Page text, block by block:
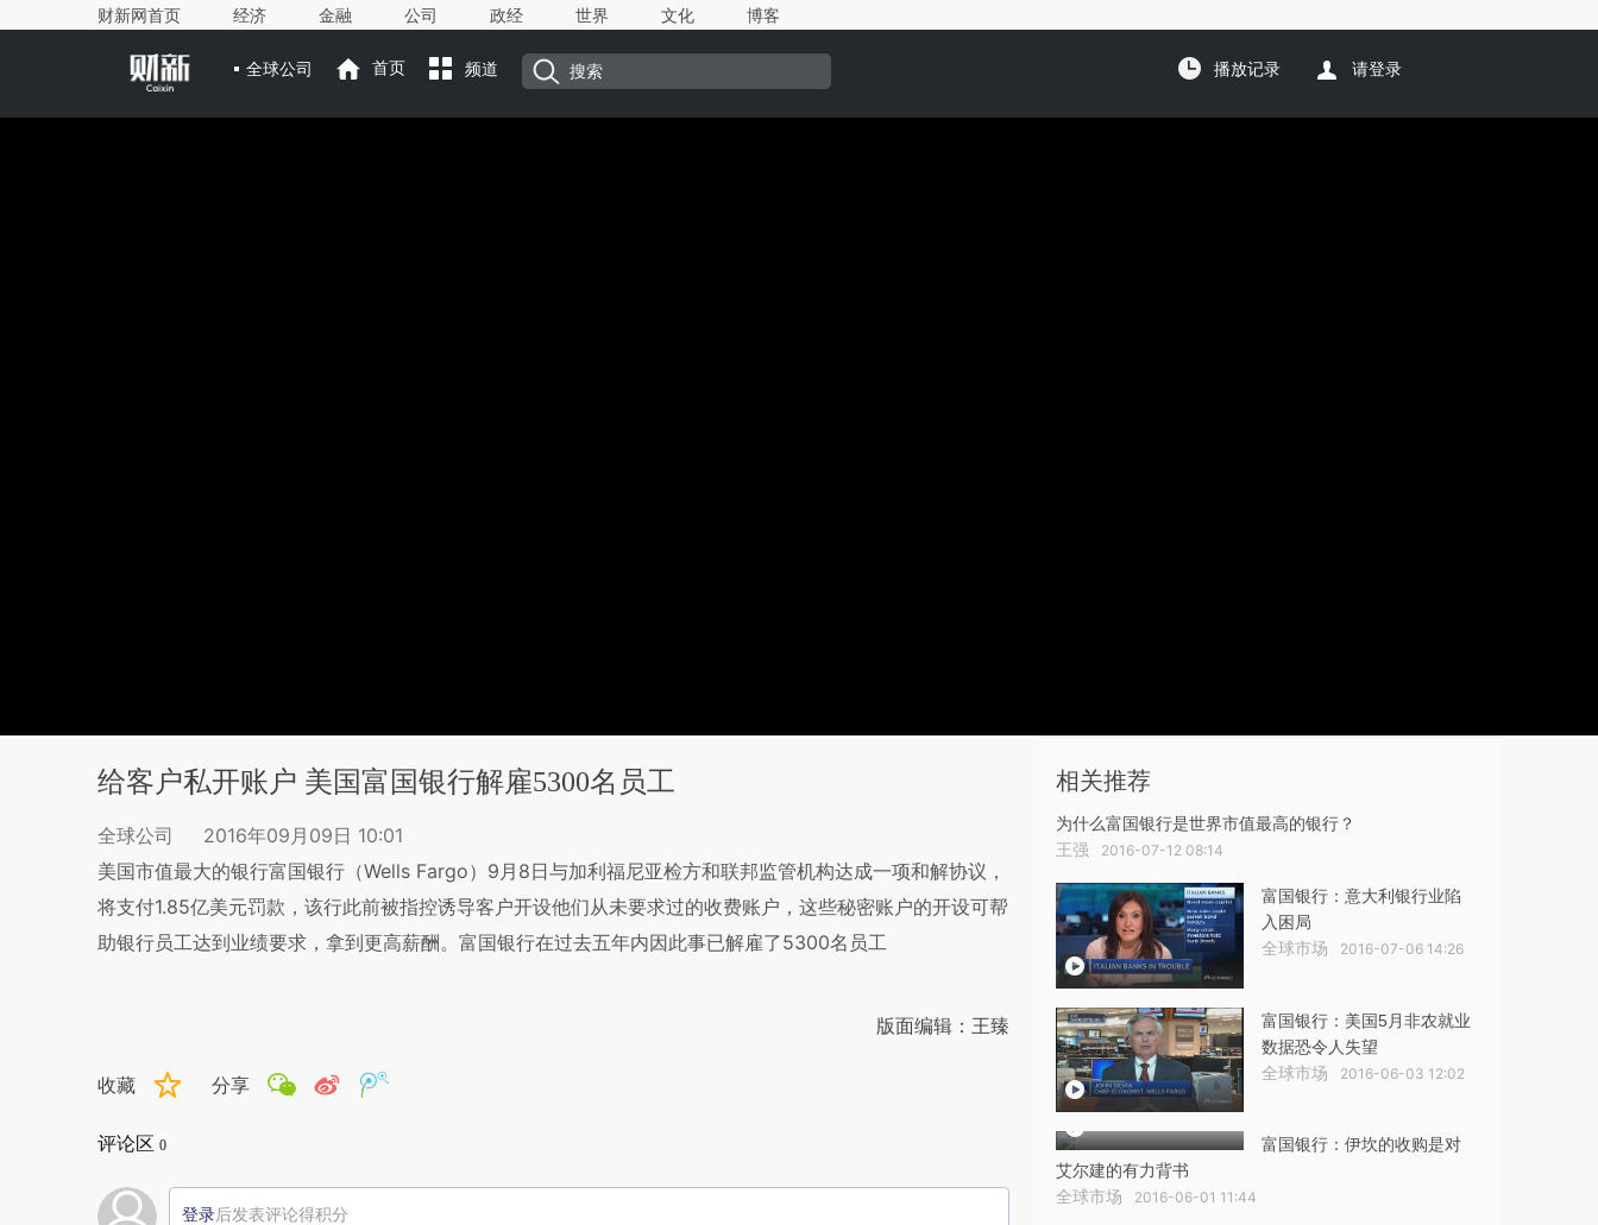
财新网首页 经济 金融 公司 政经 世界 文化 博客
全球公司 首页 频道 播放记录 请登录
给客户私开账户 美国富国银行解雇5300名员工
全球公司
2016年09月09日 10:01
美国市值最大的银行富国银行（Wells Fargo）9月8日与加利福尼亚检方和联邦监管机构达成一项和解协议，
将支付1.85亿美元罚款，该行此前被指控诱导客户开设他们从未要求过的收费账户，这些秘密账户的开设可帮
助银行员工达到业绩要求，拿到更高薪酬。富国银行在过去五年内因此事已解雇了5300名员工
版面编辑：王臻
收藏 分享
评论区 0
登录后发表评论得积分
相关推荐
为什么富国银行是世界市值最高的银行？
王强 2016-07-12 08:14
富国银行：意大利银行业陷
入困局
全球市场 2016-07-06 14:26
富国银行：美国5月非农就业
数据恐令人失望
全球市场 2016-06-03 12:02
富国银行：伊坎的收购是对
艾尔建的有力背书
全球市场 2016-06-01 11:44